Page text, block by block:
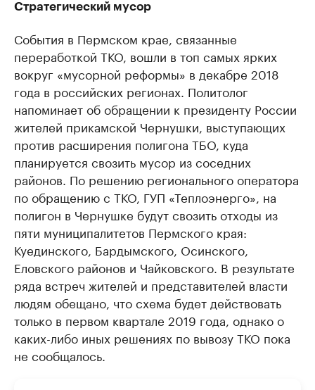
Стратегический мусор
События в Пермском крае, связанные
переработкой ТКО, вошли в топ самых ярких
вокруг «мусорной реформы» в декабре 2018
года в российских регионах. Политолог
напоминает об обращении к президенту России
жителей прикамской Чернушки, выступающих
против расширения полигона ТБО, куда
планируется свозить мусор из соседних
районов. По решению регионального оператора
по обращению с ТКО, ГУП «Теплоэнерго», на
полигон в Чернушке будут свозить отходы из
пяти муниципалитетов Пермского края:
Куединского, Бардымского, Осинского,
Еловского районов и Чайковского. В результате
ряда встреч жителей и представителей власти
людям обещано, что схема будет действовать
только в первом квартале 2019 года, однако о
каких-либо иных решениях по вывозу ТКО пока
не сообщалось.